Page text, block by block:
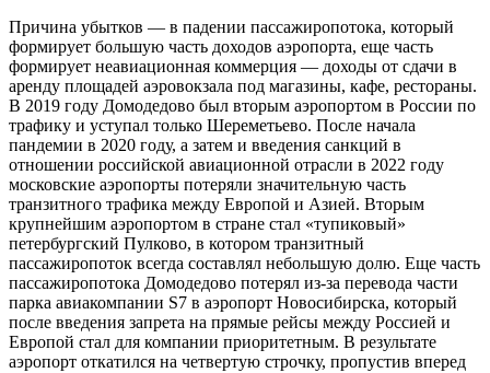
Причина убытков — в падении пассажиропотока, который
формирует большую часть доходов аэропорта, еще часть
формирует неавиационная коммерция — доходы от сдачи в
аренду площадей аэровокзала под магазины, кафе, рестораны.
В 2019 году Домодедово был вторым аэропортом в России по
трафику и уступал только Шереметьево. После начала
пандемии в 2020 году, а затем и введения санкций в
отношении российской авиационной отрасли в 2022 году
московские аэропорты потеряли значительную часть
транзитного трафика между Европой и Азией. Вторым
крупнейшим аэропортом в стране стал «тупиковый»
петербургский Пулково, в котором транзитный
пассажиропоток всегда составлял небольшую долю. Еще часть
пассажиропотока Домодедово потерял из-за перевода части
парка авиакомпании S7 в аэропорт Новосибирска, который
после введения запрета на прямые рейсы между Россией и
Европой стал для компании приоритетным. В результате
аэропорт откатился на четвертую строчку, пропустив вперед